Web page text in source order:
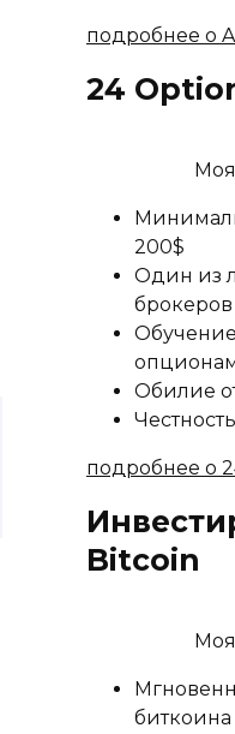
подробнее о
24
200$
Один из
брокеров
Обилие
подробнее о
Bitcoin
биткоина